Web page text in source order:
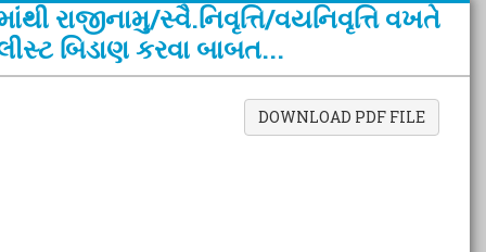
રાજીનામુ/સ્વૈ.નિવૃત્તિ/વયનિવૃત્તિ વખતે
બિડાણ કરવા બાબત...
DOWNLOAD PDF FILE